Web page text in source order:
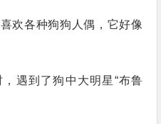
欢各种狗狗人偶，它好像
遇到了狗中大明星“布鲁